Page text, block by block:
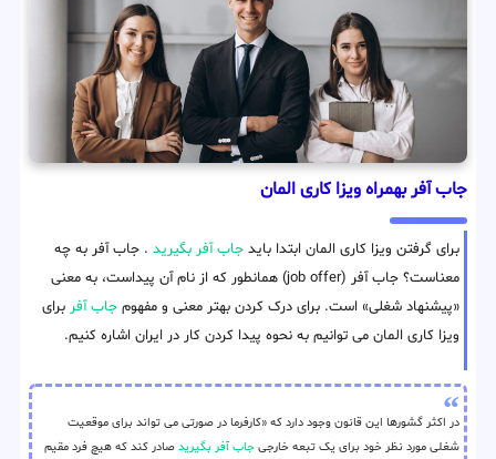
جاب آفر بهمراه ویزا کاری المان
برای گرفتن ویزا کاری المان ابتدا باید جاب آفر بگیرید . جاب آفر به چه
معناست؟ جاب آفر (job offer) همانطور که از نام آن پیداست، به معنی
«پیشنهاد شغلی» است. برای درک کردن بهتر معنی و مفهوم جاب آفر برای
ویزا کاری المان می توانیم به نحوه پیدا کردن کار در ایران اشاره کنیم.
در اکثر گشورها این قانون وجود دارد که «کارفرما در صورتی می تواند برای موقعیت
شغلی مورد نظر خود برای یک تبعه خارجی جاب آفر بگیرید صادر کند که هیچ فرد مقیم